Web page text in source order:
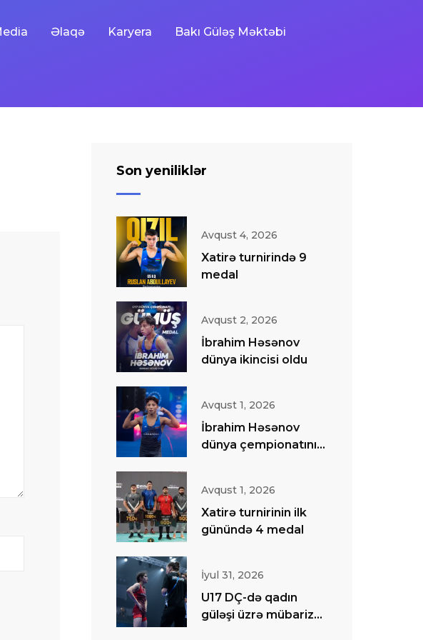
Əlaqə Karyera Bakı Güləş Məktəbi
Son yeniliklər
Avqust 4, 2026
Xatirə turnirində 9
medal
Avqust 2, 2026
İbrahim Həsənov
dünya ikincisi oldu
Avqust 1, 2026
İbrahim Həsənov
dünya çempionatının
Avqust 1, 2026
Xatirə turnirinin ilk
günündə 4 medal
İyul 31, 2026
U17 DÇ-də qadın
güləşi üzrə mübarizə